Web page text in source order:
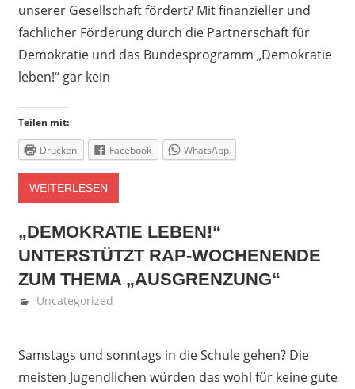
unserer Gesellschaft fördert? Mit finanzieller und
fachlicher Förderung durch die Partnerschaft für
Demokratie und das Bundesprogramm „Demokratie
leben!“ gar kein
Teilen mit:
Drucken Facebook WhatsApp
WEITERLESEN
„DEMOKRATIE LEBEN!“
UNTERSTÜTZT RAP-WOCHENENDE
ZUM THEMA „AUSGRENZUNG“
November 22, 2018
Fedor Gehlen
Uncategorized
Samstags und sonntags in die Schule gehen? Die
meisten Jugendlichen würden das wohl für keine gute